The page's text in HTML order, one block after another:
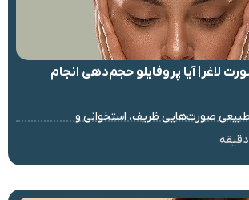
لاغر| آیا پروفایلو حجم‌دهی انجام
طبیعی صورت‌هایی ظریف، استخوانی و